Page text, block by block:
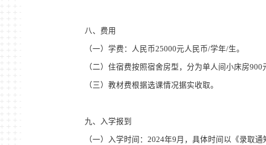
八、费用
（一）学费 ： 人民币25000元人民币/学年/生。
（二） 住宿费按照宿舍房型，分为单人间小床房900
（三） 教材费根据选课情况据实收取。
九、入学报到
（一）入学时间 ： 2024年9月，具体时间以《录取通